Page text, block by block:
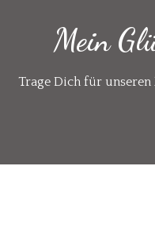
Mein
Trage Dich für